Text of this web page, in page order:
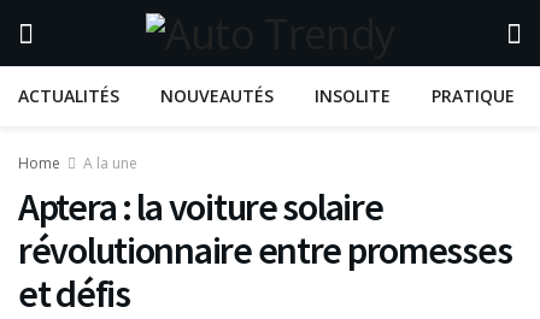
ACTUALITÉS NOUVEAUTÉS INSOLITE PRATIQUE
Home A la une
Aptera : la voiture solaire
révolutionnaire entre promesses
et défis